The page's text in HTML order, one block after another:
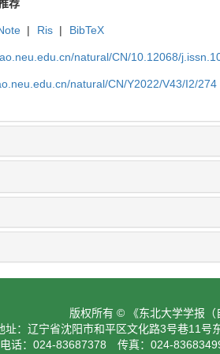
荐
| Ris | BibTeX
natural/CN/10.12068/
natural/CN/Y2022/V43/I2/274
版权所有 © 《东北大学学报（
址：辽宁省沈阳市和平区文化路3号巷11
电话：024-83687378 传真：024-